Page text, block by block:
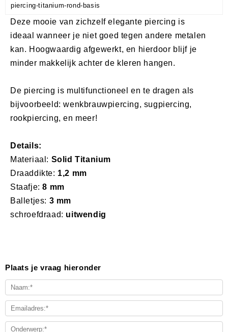
piercing-titanium-rond-basis
Deze mooie van zichzelf elegante piercing is
ideaal wanneer je niet goed tegen andere metalen
kan. Hoogwaardig afgewerkt, en hierdoor blijf je
minder makkelijk achter de kleren hangen.
De piercing is multifunctioneel en te dragen als
bijvoorbeeld: wenkbrauwpiercing, sugpiercing,
rookpiercing, en meer!
Details:
Materiaal: Solid Titanium
Draaddikte: 1,2 mm
Staafje:8 mm
Balletjes: 3 mm
schroefdraad: uitwendig
Plaats je vraag hieronder